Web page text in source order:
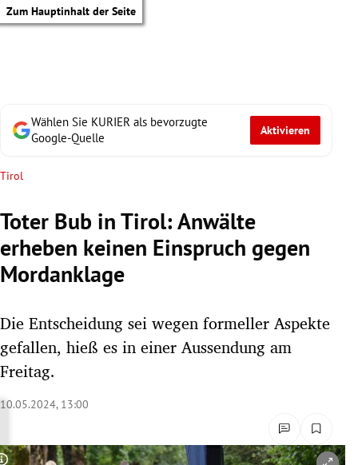
Zum Hauptinhalt der Seite
Untermenü
Untermenü
Untermenü
Wählen Sie KURIER als bevorzugte
Google-Quelle
Aktivieren
Tirol
Toter Bub in Tirol: Anwälte
erheben keinen Einspruch gegen
Mordanklage
Die Entscheidung sei wegen formeller Aspekte
gefallen, hieß es in einer Aussendung am
Freitag.
10.05.2024, 13:00